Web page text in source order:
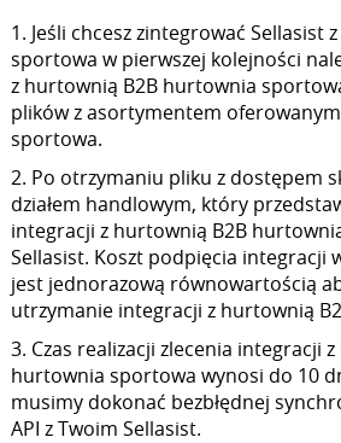
1. Jeśli chcesz zintegrować Sellasist
sportowa w pierwszej kolejności
z hurtownią B2B hurtownia
plików z asortymentem
sportowa.
2. Po otrzymaniu pliku z dostępem
działem handlowym, który
integracji z hurtownią B2B
Sellasist. Koszt podpięcia integracji
jest jednorazową równowartością
utrzymanie integracji z hurtownią
3. Czas realizacji zlecenia integracji
hurtownia sportowa wynosi do 10
musimy dokonać bezbłędnej
API z Twoim Sellasist.